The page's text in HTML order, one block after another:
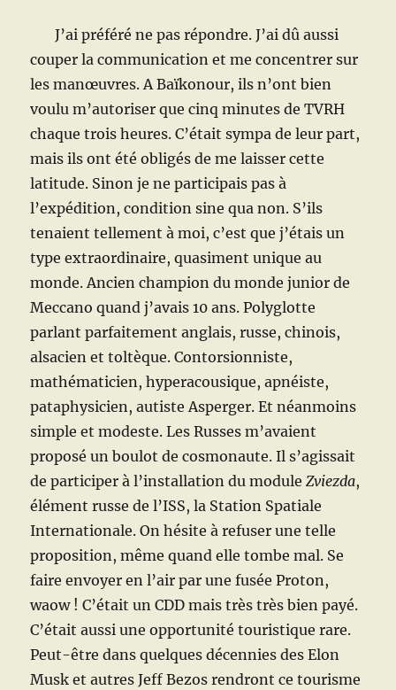
J’ai préféré ne pas répondre. J’ai dû aussi
couper la communication et me concentrer sur
les manœuvres. A Baïkonour, ils n’ont bien
voulu m’autoriser que cinq minutes de TVRH
chaque trois heures. C’était sympa de leur part,
mais ils ont été obligés de me laisser cette
latitude. Sinon je ne participais pas à
l’expédition, condition sine qua non. S’ils
tenaient tellement à moi, c’est que j’étais un
type extraordinaire, quasiment unique au
monde. Ancien champion du monde junior de
Meccano quand j’avais 10 ans. Polyglotte
parlant parfaitement anglais, russe, chinois,
alsacien et toltèque. Contorsionniste,
mathématicien, hyperacousique, apnéiste,
pataphysicien, autiste Asperger. Et néanmoins
simple et modeste. Les Russes m’avaient
proposé un boulot de cosmonaute. Il s’agissait
de participer à l’installation du moduleZviezda,
élément russe de l’ISS, la Station Spatiale
Internationale. On hésite à refuser une telle
proposition, même quand elle tombe mal. Se
faire envoyer en l’air par une fusée Proton,
waow ! C’était un CDD mais très très bien payé.
C’était aussi une opportunité touristique rare.
Peut-être dans quelques décennies des Elon
Musk et autres Jeff Bezos rendront ce tourisme